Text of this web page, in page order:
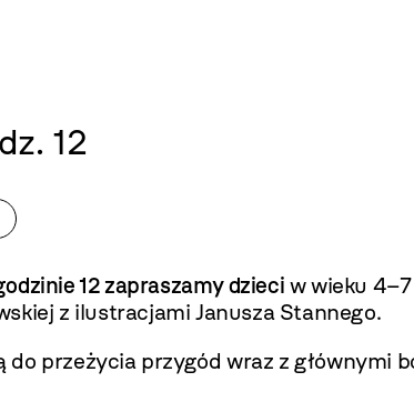
12
12 zapraszamy dzieci w wieku
z ilustracjami Janusza Stannego.
do przeżycia przygód wraz z